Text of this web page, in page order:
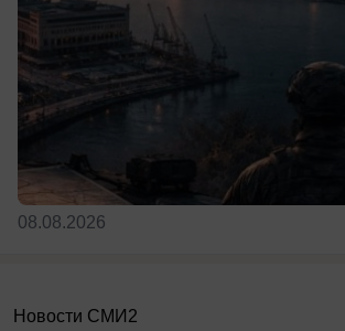
08.08.2026
Новости СМИ2